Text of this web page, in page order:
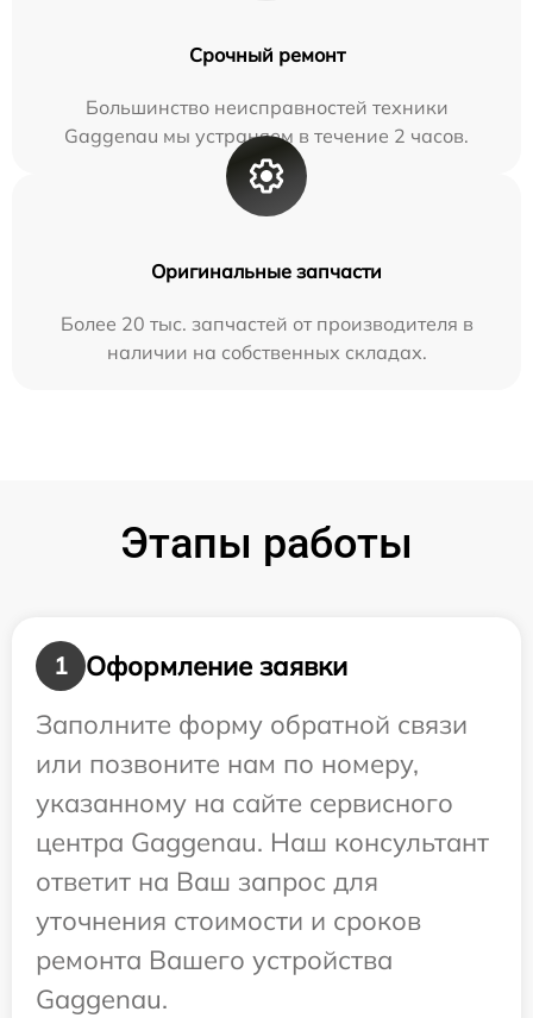
Срочный ремонт
Большинство неисправностей техники
Gaggenau мы устраняем в течение 2 часов.
Оригинальные запчасти
Более 20 тыс. запчастей от производителя в
наличии на собственных складах.
Этапы работы
1
Оформление заявки
Заполните форму обратной связи
или позвоните нам по номеру,
указанному на сайте сервисного
центра Gaggenau. Наш консультант
ответит на Ваш запрос для
уточнения стоимости и сроков
ремонта Вашего устройства
Gaggenau.